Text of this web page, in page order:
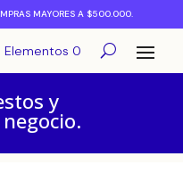
MAYORES A $500.000.
Elementos 0
y